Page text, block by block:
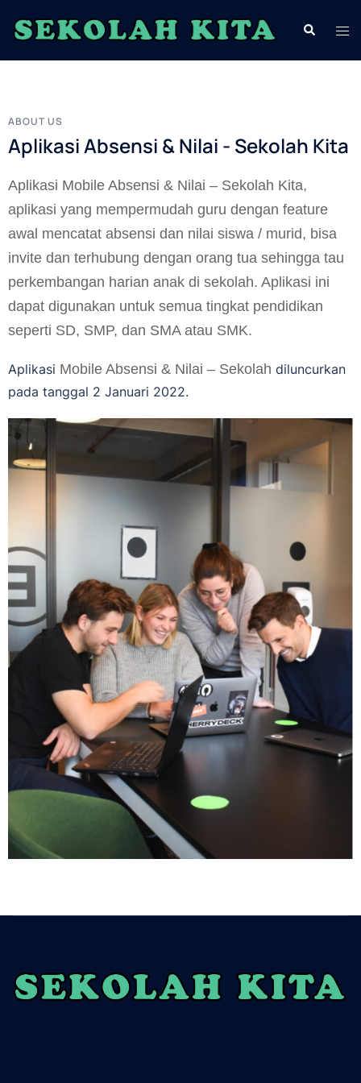
ABOUT US
Aplikasi Absensi & Nilai - Sekolah Kita
Aplikasi Mobile Absensi & Nilai – Sekolah Kita,
aplikasi yang mempermudah guru dengan feature
awal mencatat absensi dan nilai siswa / murid, bisa
invite dan terhubung dengan orang tua sehingga tau
perkembangan harian anak di sekolah. Aplikasi ini
dapat digunakan untuk semua tingkat pendidikan
seperti SD, SMP, dan SMA atau SMK.
Aplikasi Mobile Absensi & Nilai – Sekolah diluncurkan
pada tanggal 2 Januari 2022.